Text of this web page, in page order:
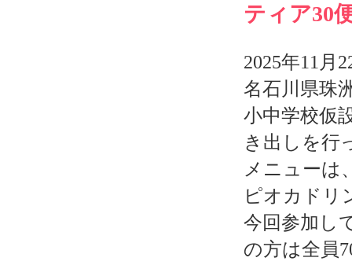
ティア30
2025年11月
名石川県珠
小中学校仮
き出しを行
メニューは
ピオカドリ
今回参加し
の方は全員